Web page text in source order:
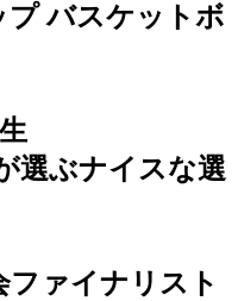
プ バスケットボ
ぶナイスな選
ァイナリスト